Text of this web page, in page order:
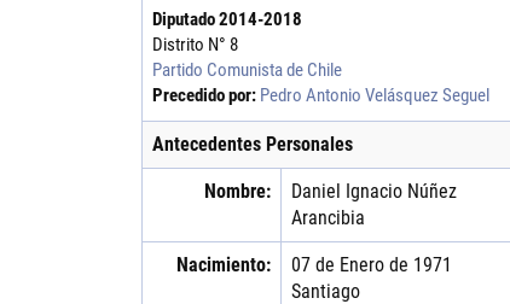
Diputado2014-2018
Distrito N° 8
Partido Comunista de Chile
Precedido por: Pedro Antonio Velásquez Seguel
Antecedentes Personales
Nombre: Daniel Ignacio Núñez
Arancibia
Nacimiento:
07 de Enero de 1971
Santiago